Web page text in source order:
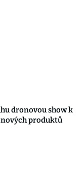
dronovou show k
produktů